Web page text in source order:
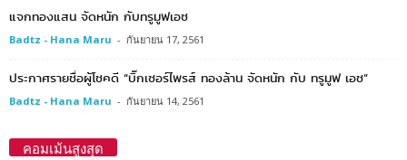
แจกทองแสน จัดหนัก กับทรูมูฟเอช
Badtz - Hana Maru - กันยายน 17, 2561
ประกาศรายชื่อผู้โชคดี “บิ๊กเซอร์ไพรส์ ทองล้าน จัดหนัก กับ ทรูมูฟ เอช”
Badtz - Hana Maru - กันยายน 14, 2561
คอมเม้นสูงสุด